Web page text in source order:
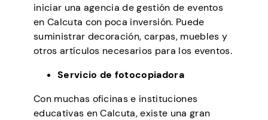
iniciar una agencia de gestión de eventos
en Calcuta con poca inversión. Puede
suministrar decoración, carpas, muebles y
otros artículos necesarios para los eventos.
Servicio de fotocopiadora
Con muchas oficinas e instituciones
educativas en Calcuta, existe una gran